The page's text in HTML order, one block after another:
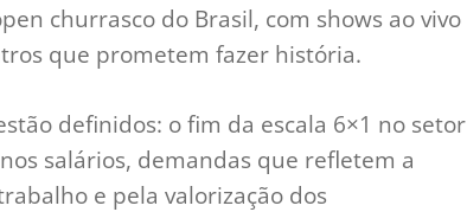
churrasco do Brasil, com shows ao vivo
que prometem fazer história.
definidos: o fim da escala 6×1 no setor
salários, demandas que refletem a
e pela valorização dos